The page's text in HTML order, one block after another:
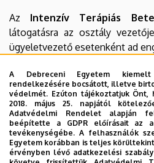
A Debreceni Egyetem
rendelkezésére bocsátott, illetve
védelmét. Ezúton tájékoztatjuk Önt,
2018. május 25. napjától
Adatvédelmi Rendelet alapján
beépítette a GDPR előírásait az
tevékenységébe. A felhasználók
Egyetem korábban is teljes
érvényben lévő adatkezelési
Az Intenzív Terápiás
látogatásra az osztály
ügyeletvezető esetenként ad
Az Intenzív Osztály
14:00 – 16:00 -ig
A 14 éven aluli látogatók
belső udvar, folyosó, hall)
20.00 órától - 08.00 óra